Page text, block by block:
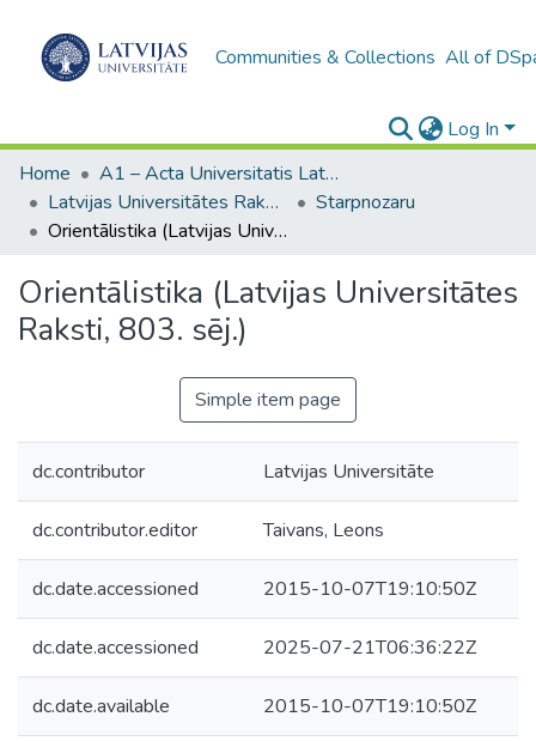
Communities & Collections All of
Log In
Home
A1 – Acta Universitatis Latviensis / Universitātes raksti / Scientific papers
Latvijas Universitātes Raksti (1949– )
Starpnozaru
Orientālistika (Latvijas Universitātes Raksti, 803. sēj.)
Orientālistika (Latvijas Universitātes
Raksti, 803. sēj.)
Simple item page
dc.contributor Latvijas Universitāte
dc.contributor.editor Taivans, Leons
dc.date.accessioned 2015-10-07T19:10:50Z
dc.date.accessioned 2025-07-21T06:36:22Z
dc.date.available 2015-10-07T19:10:50Z